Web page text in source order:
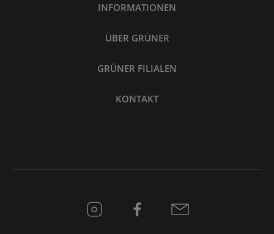
INFORMATIONEN
ÜBER GRÜNER
GRÜNER FILIALEN
KONTAKT